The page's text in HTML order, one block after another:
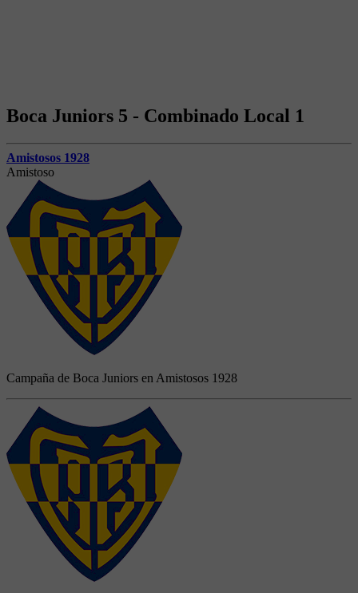
Boca Juniors 5 - Combinado Local 1
Amistosos 1928
Amistoso
Campaña de Boca Juniors en Amistosos 1928